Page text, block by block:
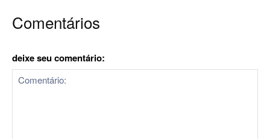
Comentários
deixe seu comentário: